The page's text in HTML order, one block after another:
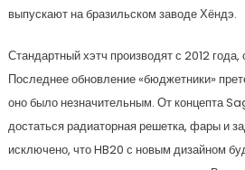
выпускают на бразильском заводе Хёндэ.
Стандартный хэтч производят с 2012
Последнее обновление «бюджетники»
оно было незначительным. От концепта
достаться радиаторная решетка, фары и
исключено, что HB20 с новым дизайном